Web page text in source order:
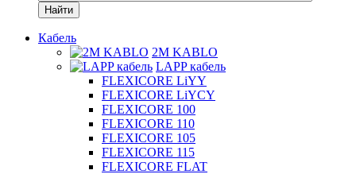
Найти
Кабель
2M KABLO
LAPP кабель
FLEXICORE LiYY
FLEXICORE LiYCY
FLEXICORE 100
FLEXICORE 110
FLEXICORE 105
FLEXICORE 115
FLEXICORE FLAT